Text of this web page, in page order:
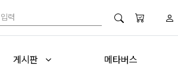
게시판 메타버스